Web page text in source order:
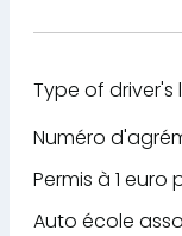
Type of driver's
Numéro
Permis à 1 euro
Auto école